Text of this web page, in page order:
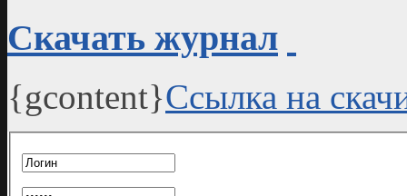
Скачать журнал
{gcontent}Ссылка на